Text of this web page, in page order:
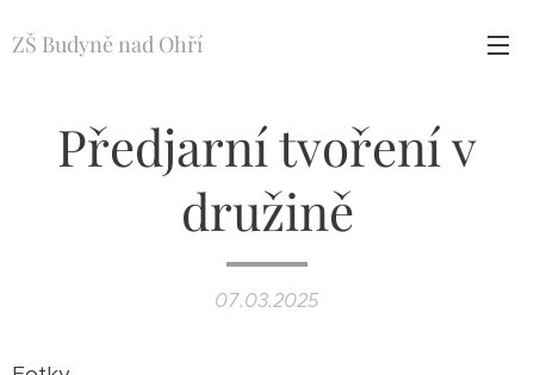
ZŠ Budyně nad Ohří
Předjarní tvoření v
družině
07.03.2025